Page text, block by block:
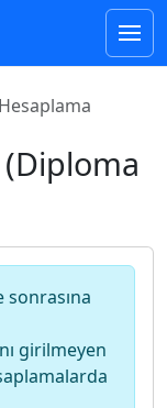
sonrasına
girilmeyen